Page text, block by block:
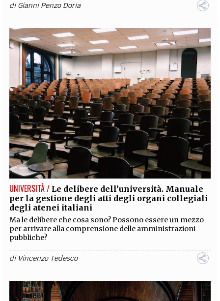
diGianni Penzo Doria
UNIVERSITÀ / Le delibere dell’università. Manuale
per la gestione degli atti degli organi collegiali
degli atenei italiani
Ma le delibere che cosa sono? Possono essere un mezzo
per arrivare alla comprensione delle amministrazioni
pubbliche?
di Vincenzo Tedesco